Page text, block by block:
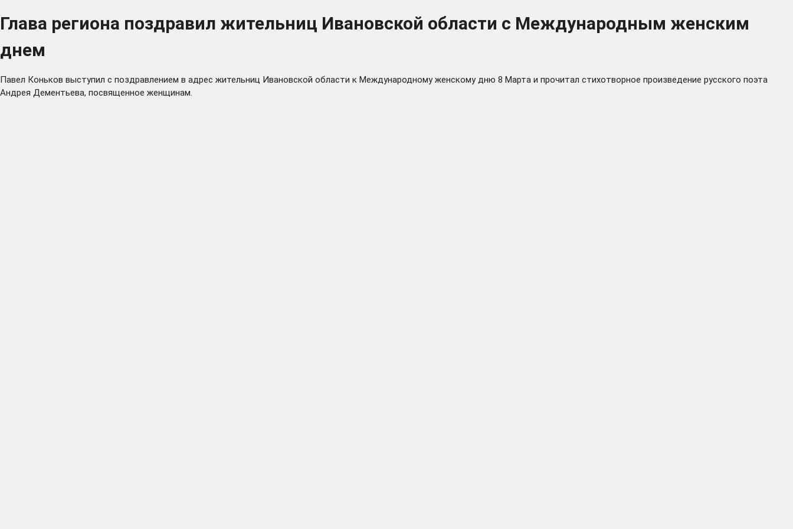
Глава региона поздравил жительниц Ивановской области с Международным женским
днем
Павел Коньков выступил с поздравлением в адрес жительниц Ивановской области к Международному женскому дню 8 Марта и прочитал стихотворное произведение русского поэта
Андрея Дементьева, посвященное женщинам.